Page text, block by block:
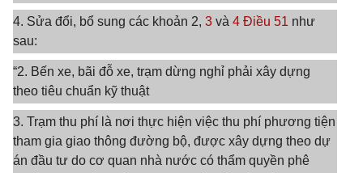
4. Sửa đổi, bổ sung các khoản 2, 3 và 4 Điều 51 như
sau:
“2. Bến xe, bãi đỗ xe, trạm dừng nghỉ phải xây dựng
theo tiêu chuẩn kỹ thuật
3. Trạm thu phí là nơi thực hiện việc thu phí phương tiện
tham gia giao thông đường bộ, được xây dựng theo dự
án đầu tư do cơ quan nhà nước có thẩm quyền phê